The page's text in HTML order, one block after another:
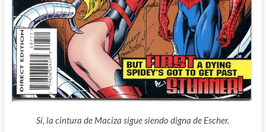
Sí, la cintura de Maciza sigue siendo digna de Escher.